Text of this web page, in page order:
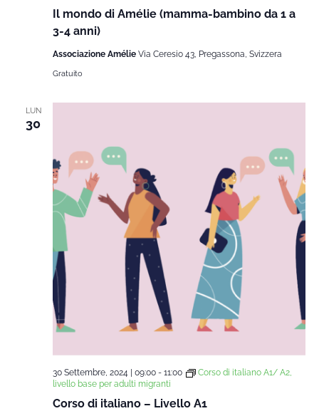
Il mondo di Amélie (mamma-bambino da 1 a
3-4 anni)
Associazione Amélie Via Ceresio 43, Pregassona, Svizzera
Gratuito
LUN
30
Corso di italiano – Livello A1
30 Settembre, 2024 | 09:00- 11:00
Corso di italiano A1/ A2,
livello base per adulti migranti